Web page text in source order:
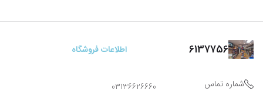
6137756 اطلاعات فروشگاه
شماره تماس 03136626660